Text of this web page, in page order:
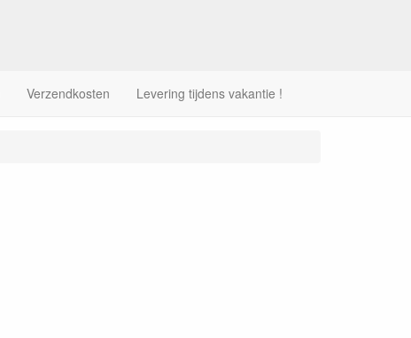
Verzendkosten Levering tijdens vakantie !